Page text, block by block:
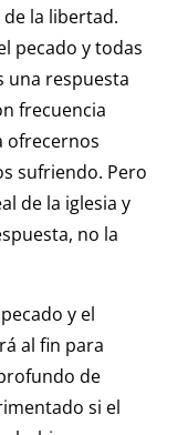
la libertad.
pecado y todas
una respuesta
frecuencia
ofrecernos
sufriendo. Pero
de la iglesia y
no la
y el
al fin para
de
si el